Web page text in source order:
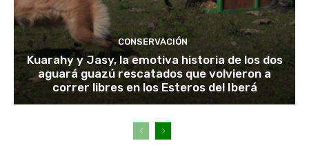
CONSERVACIÓN
Kuarahy y Jasy, la emotiva historia de los dos
aguará guazú rescatados que volvieron a
correr libres en los Esteros del Iberá